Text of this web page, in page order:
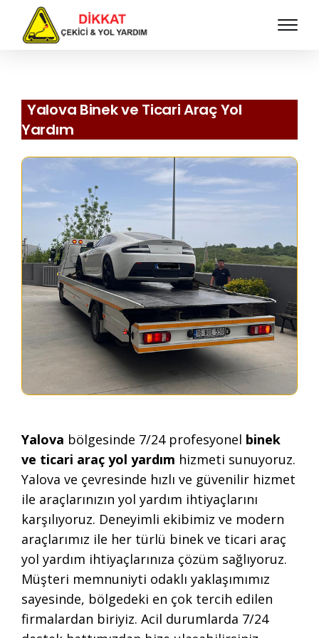
Yalova Binek ve Ticari Araç Yol
Yardım
Yalova bölgesinde 7/24 profesyonel binek
ve ticari araç yol yardım hizmeti sunuyoruz.
Yalova ve çevresinde hızlı ve güvenilir hizmet
ile araçlarınızın yol yardım ihtiyaçlarını
karşılıyoruz. Deneyimli ekibimiz ve modern
araçlarımız ile her türlü binek ve ticari araç
yol yardım ihtiyaçlarınıza çözüm sağlıyoruz.
Müşteri memnuniyti odaklı yaklaşımımız
sayesinde, bölgedeki en çok tercih edilen
firmalardan biriyiz. Acil durumlarda 7/24